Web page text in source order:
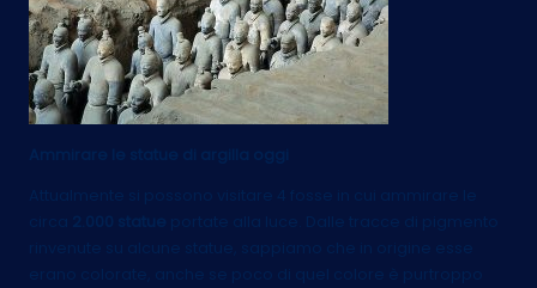
Ammirare le statue di argilla oggi
Attualmente si possono visitare 4 fosse in cui ammirare le
2.000 statue
portate alla luce. Dalle tracce di pigmento
rinvenute su alcune statue, sappiamo che in origine esse
erano colorate, anche se poco di quel colore è purtroppo